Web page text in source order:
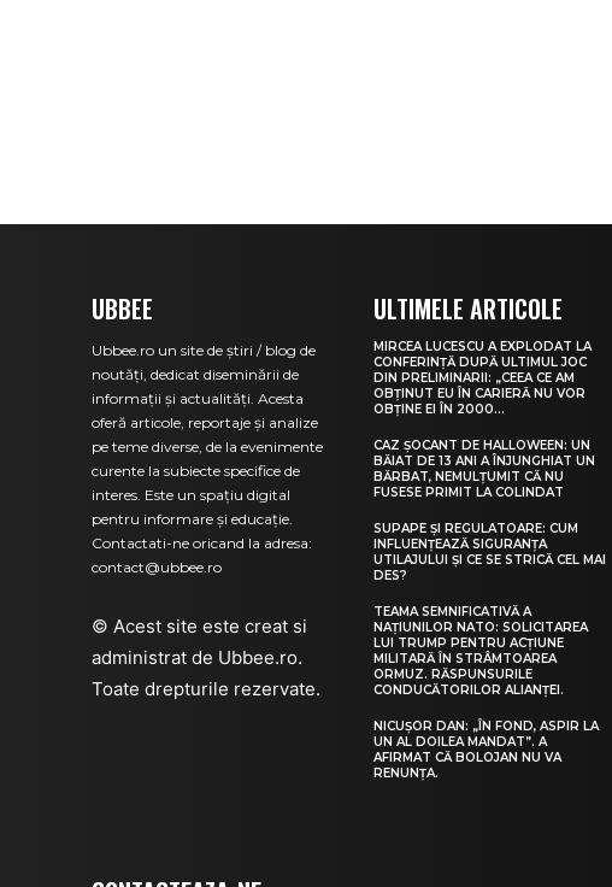
UBBEE
Ubbee.ro un site de știri / blog de
noutăți, dedicat diseminării de
informații și actualități. Acesta
oferă articole, reportaje și analize
pe teme diverse, de la evenimente
curente la subiecte specifice de
interes. Este un spațiu digital
pentru informare și educație.
Contactati-ne oricand la adresa:
contact@ubbee.ro
© Acest site este creat si
administrat de Ubbee.ro.
Toate drepturile rezervate.
ULTIMELE ARTICOLE
MIRCEA LUCESCU A EXPLODAT LA
CONFERINȚĂ DUPĂ ULTIMUL JOC
DIN PRELIMINARII: „CEEA CE AM
OBȚINUT EU ÎN CARIERĂ NU VOR
OBȚINE EI ÎN 2000...
CAZ ȘOCANT DE HALLOWEEN: UN
BĂIAT DE 13 ANI A ÎNJUNGHIAT UN
BĂRBAT, NEMULȚUMIT CĂ NU
FUSESE PRIMIT LA COLINDAT
SUPAPE ȘI REGULATOARE: CUM
INFLUENȚEAZĂ SIGURANȚA
UTILAJULUI ȘI CE SE STRICĂ CEL MAI
DES?
TEAMA SEMNIFICATIVĂ A
NAȚIUNILOR NATO: SOLICITAREA
LUI TRUMP PENTRU ACȚIUNE
MILITARĂ ÎN STRÂMTOAREA
ORMUZ. RĂSPUNSURILE
CONDUCĂTORILOR ALIANȚEI.
NICUȘOR DAN: „ÎN FOND, ASPIR LA
UN AL DOILEA MANDAT”. A
AFIRMAT CĂ BOLOJAN NU VA
RENUNȚA.